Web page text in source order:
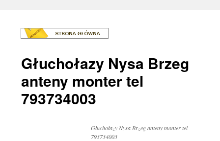
Głuchołazy Nysa Brzeg
anteny monter tel
793734003
Głuchołazy Nysa Brzeg anteny monter tel
793734003